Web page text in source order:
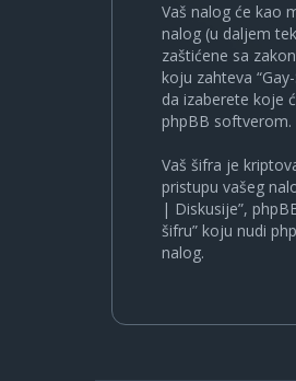
Vaš nalog će kao
nalog (u daljem
zaštićene sa
koju zahteva
da izaberete koje
phpBB softverom.
Vaš šifra je
pristupu vašeg
| Diskusije”,
šifru” koju nudi
nalog.